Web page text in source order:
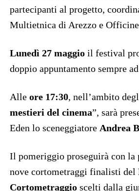
partecipanti al progetto,
Multietnica di Arezzo e
Lunedì 27 maggio il festival
doppio appuntamento sempre
Alle ore 17:30, nell’ambito
mestieri del cinema”, sarà
Eden lo sceneggiatore Andrea
Il pomeriggio proseguirà con la
nove cortometraggi finalisti del
Cortometraggio scelti dalla